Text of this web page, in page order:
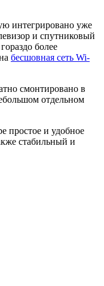
интегрировано уже
и спутниковый
более
бесшовная сеть Wi-
смонтировано в
отдельном
простое и удобное
стабильный и